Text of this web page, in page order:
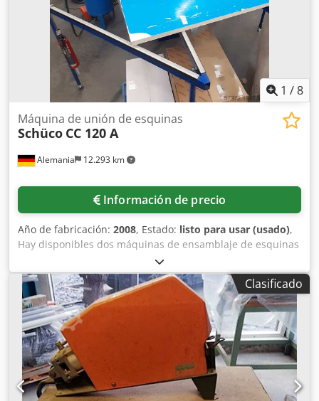
1 /8
Alemania 12.293 km
Máquina de unión de esquinas
Schüco CC 120 A
Información de precio
Año de fabricación: 2008, Estado: listo para usar (usado),
Hay disponibles dos máquinas de ensamblaje de esquinas
Schüco para la fabricación de ventanas. 1) Schüco CC 120
A, año de fabricación: 2008, altura máxima de perfil: 120
mm, altura máxima de punzonado: 105 mm, dimensión
interior mínima del marco X/Y: 400 mm/400 mm,
dimensiones de la máquina X/Y/Z: aprox. 1450 mm/1500
mm/1000 mm, peso: aprox. 700 kg. 2) Máquina de
ensamblaje de esquinas Schüco, año de fabricación: 1997,
presión nominal: 0,7 MPa, consumo de aire: 100 l/esquina,
peso: aprox. 650 kg. Es posible una inspección in situ.
Dsdpfx Ajwwlk Aed Neck
Clasificado